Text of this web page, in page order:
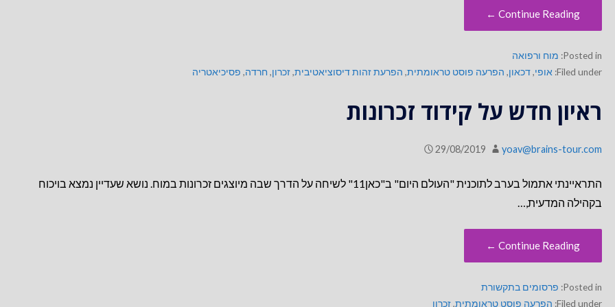
Continue Reading ←
Posted in: מוח ורפואה
Filed under: אופי,דכאון, הפרעה פוסט טראומתית, הפרעת זהות דיסוציאטיבית,זכרון, חרדה, פסיכיאטריה
ראיון חדש על קידוד זכרונות
29/08/2019 yoav@brains-tour.com
התראיינתי אתמול בערב לתוכנית "העולם היום" ב"כאן11" לשיחה על הדרך שבה מיוצגים זכרונות במוח. נושא שעדיין נמצא בויכוח
בקהילה המדעית,…
Continue Reading ←
Posted in: פרסומים בתקשורת
Filed under: הפרעה פוסט טראומתית,זכרון